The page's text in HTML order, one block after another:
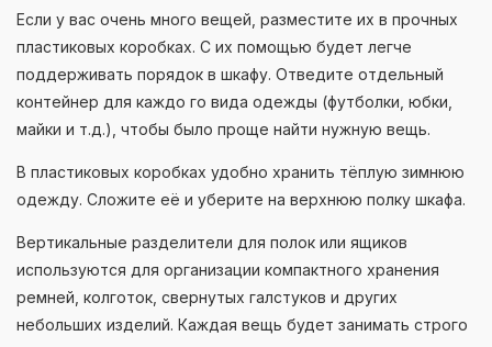
Если у вас очень много вещей, разместите их в прочных
пластиковых коробках. С их помощью будет легче
поддерживать порядок в шкафу. Отведите отдельный
контейнер для каждо го вида одежды (футболки, юбки,
майки и т.д.), чтобы было проще найти нужную вещь.
В пластиковых коробках удобно хранить тёплую зимнюю
одежду. Сложите её и уберите на верхнюю полку шкафа.
Вертикальные разделители для полок или ящиков
используются для организации компактного хранения
ремней, колготок, свернутых галстуков и других
небольших изделий. Каждая вещь будет занимать строго